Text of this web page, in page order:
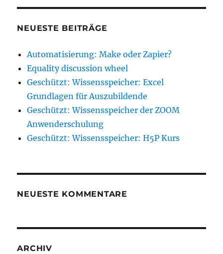
NEUESTE BEITRÄGE
Automatisierung: Make oder Zapier?
Equality discussion wheel
Geschützt: Wissensspeicher: Excel
Grundlagen für Auszubildende
Geschützt: Wissensspeicher der ZOOM
Anwenderschulung
Geschützt: Wissensspeicher: H5P Kurs
NEUESTE KOMMENTARE
ARCHIV